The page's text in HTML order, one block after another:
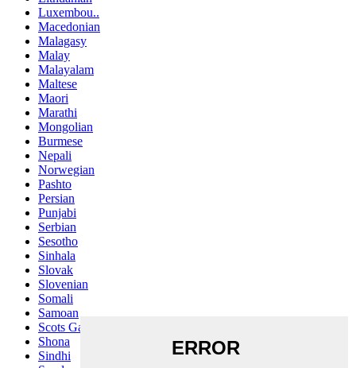
Luxembou..
Macedonian
Malagasy
Malay
Malayalam
Maltese
Maori
Marathi
Mongolian
Burmese
Nepali
Norwegian
Pashto
Persian
Punjabi
Serbian
Sesotho
Sinhala
Slovak
Slovenian
Somali
Samoan
Scots Gaelic
Shona
Sindhi